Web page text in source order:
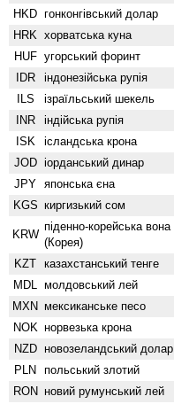
HKD гонконгівський долар
HRK хорватська куна
HUF угорський форинт
IDR індонезійська рупія
ILS ізраїльський шекель
INR індійська рупія
ISK ісландська крона
JOD іорданський динар
JPY японська єна
KGS киргизький сом
KRW
піденно-корейська вона
(Корея)
KZT казахстанський тенге
MDL молдовський лей
MXN мексиканське песо
NOK норвезька крона
NZD ново­зеландський долар
PLN польський злотий
RON новий румунський лей